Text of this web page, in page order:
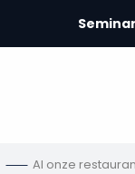
Al onze